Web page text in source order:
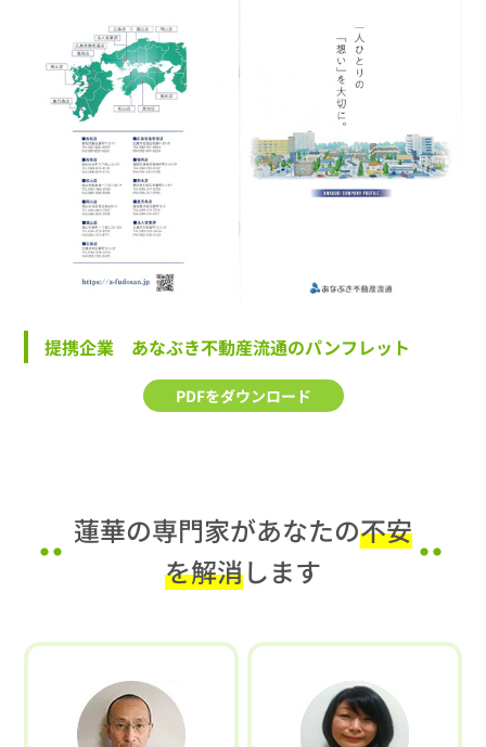
提携企業 あなぶき不動産流通のパンフレット
PDFをダウンロード
蓮華の専門家があなたの不安
を解消します